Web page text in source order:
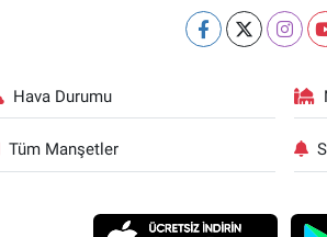
Hava Durumu
Tüm Manşetler